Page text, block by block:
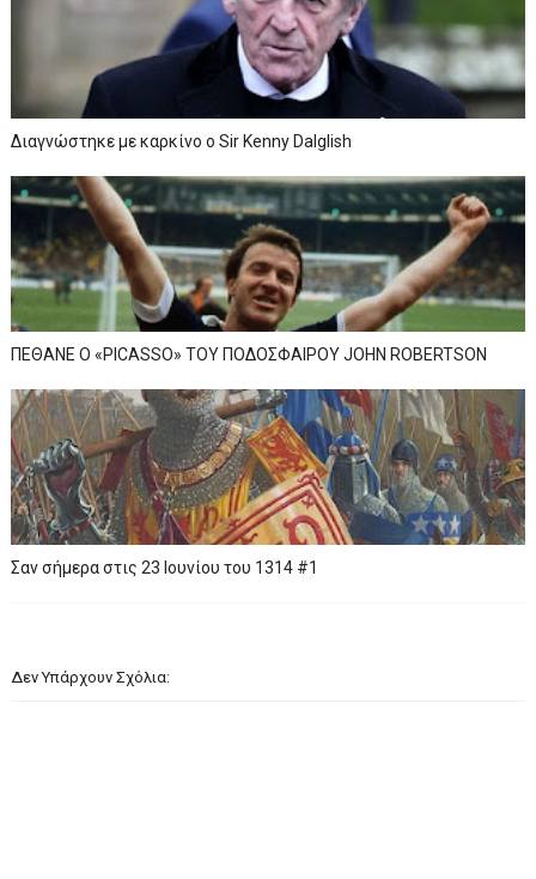
Διαγνώστηκε με καρκίνο ο Sir Kenny Dalglish
ΠΕΘΑΝΕ Ο «PICASSO» TOY ΠΟΔΟΣΦΑΙΡΟΥ JOHN ROBERTSON
Σαν σήμερα στις 23 Ιουνίου του 1314 #1
Δεν Υπάρχουν Σχόλια: